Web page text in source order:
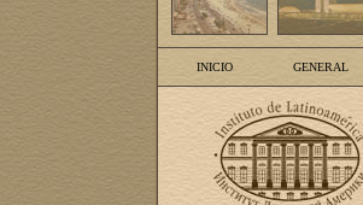
INICIO GENERAL